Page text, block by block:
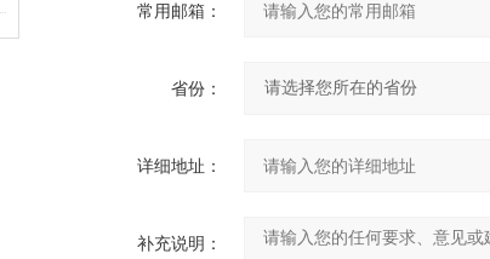
常用邮箱：
省份：
详细地址：
补充说明：